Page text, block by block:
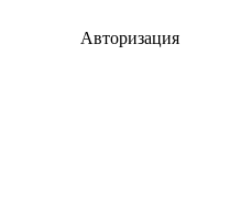
Авторизация